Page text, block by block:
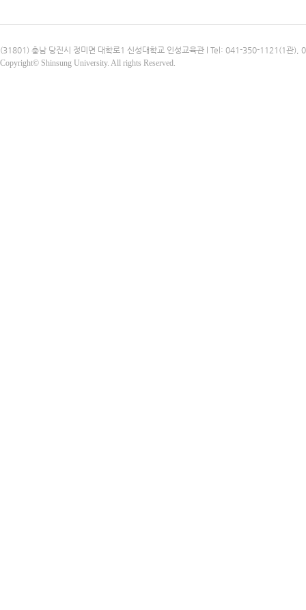
(31801) 충남 당진시 정미면 대학로1 신성대학교 인성교육관 l Tel: 041-350-1121(1
Copyright© Shinsung University. All rights Reserved.